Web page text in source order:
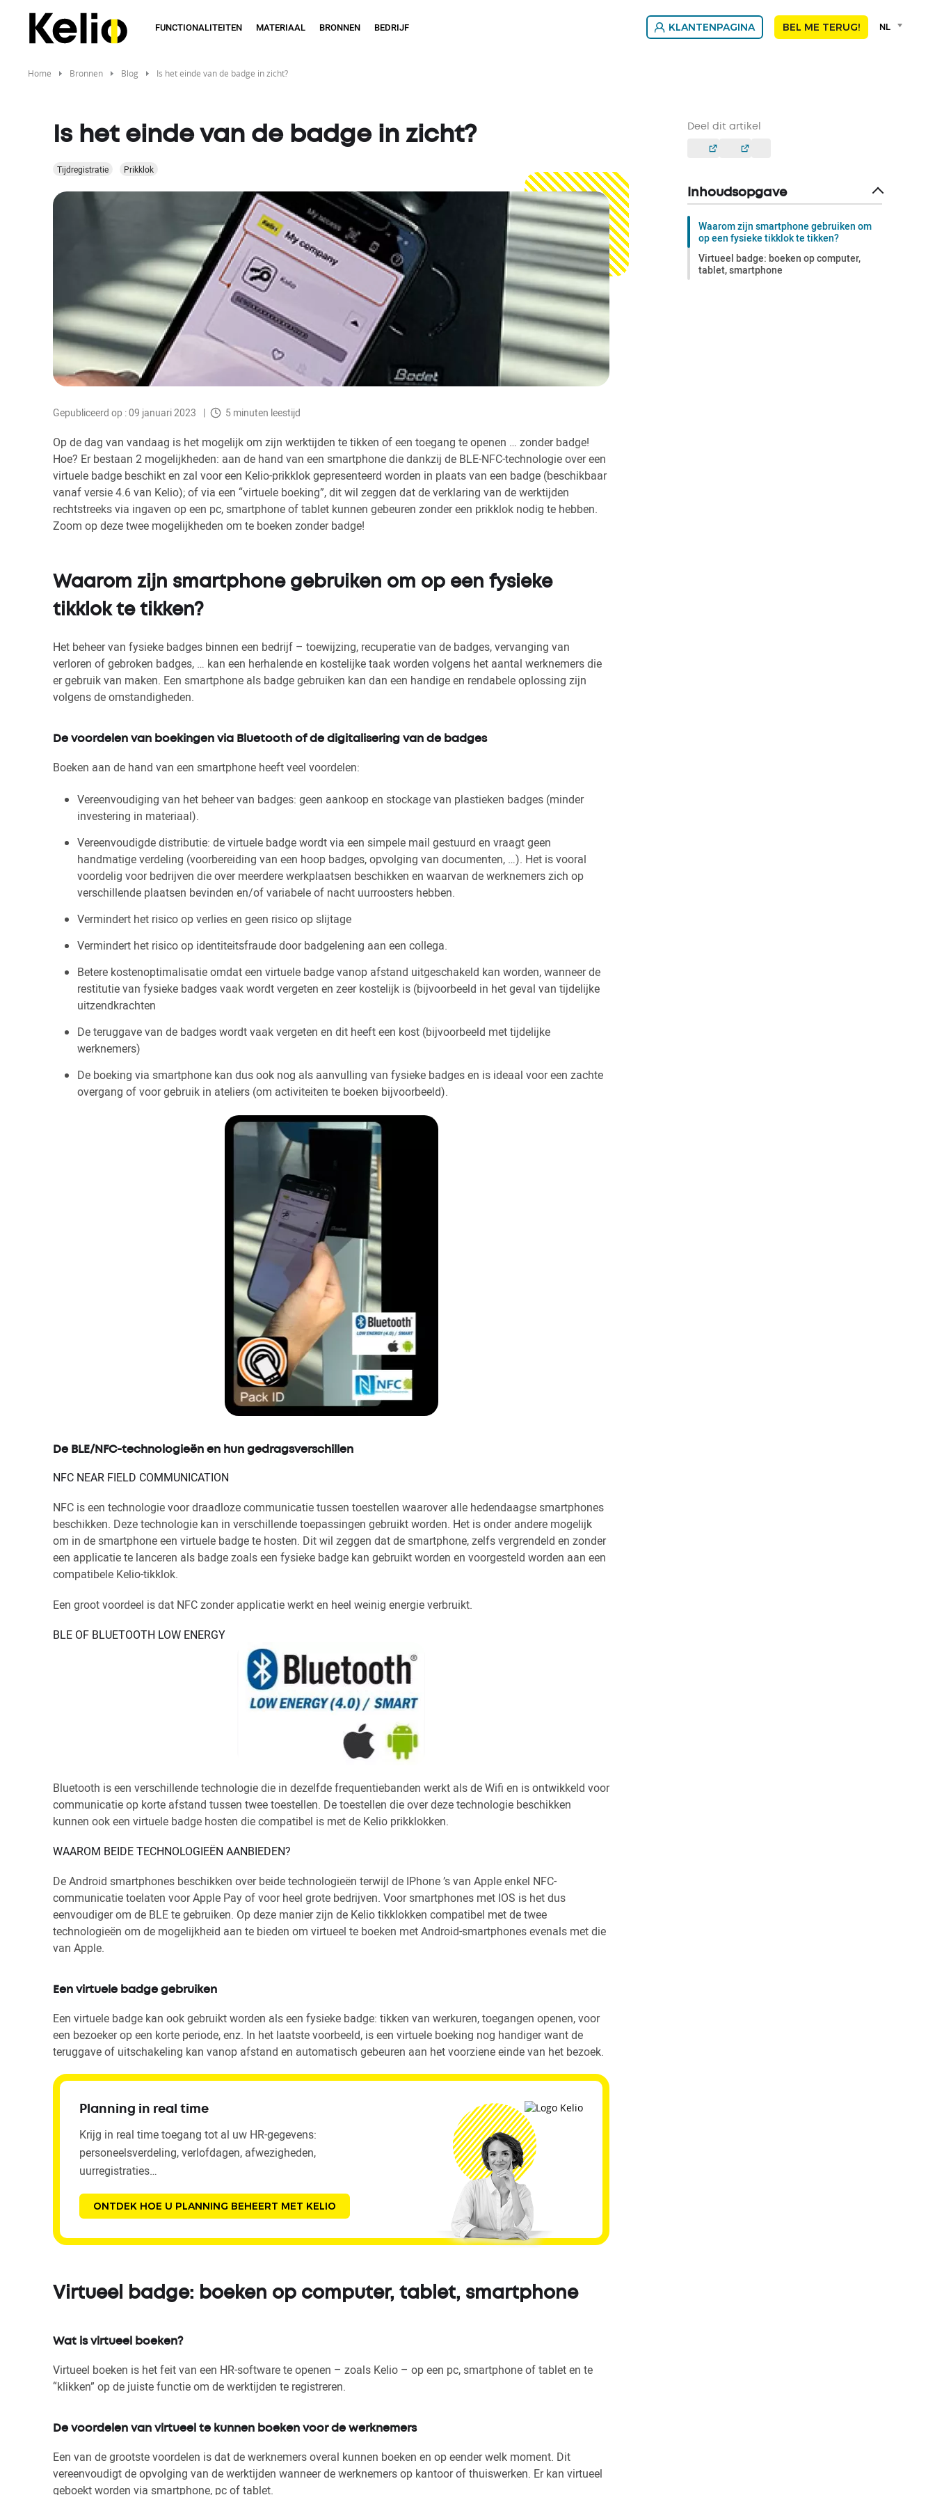
FUNCTIONALITEITEN MATERIAAL BRONNEN BEDRIJF KLANTENPAGINA BEL ME TERUG!
Language
NL
Home Bronnen Blog Is het einde van de badge in zicht?
Is het einde van de badge in zicht?
Tijdregistratie Prikklok
Gepubliceerd op : 09 januari 2023 5 minuten leestijd
Op de dag van vandaag is het mogelijk om zijn werktijden te tikken of een toegang te openen … zonder badge!
Hoe? Er bestaan 2 mogelijkheden: aan de hand van een smartphone die dankzij de BLE-NFC-technologie over een
virtuele badge beschikt en zal voor een Kelio-prikklok gepresenteerd worden in plaats van een badge (beschikbaar
vanaf versie 4.6 van Kelio); of via een “virtuele boeking”, dit wil zeggen dat de verklaring van de werktijden
rechtstreeks via ingaven op een pc, smartphone of tablet kunnen gebeuren zonder een prikklok nodig te hebben.
Zoom op deze twee mogelijkheden om te boeken zonder badge!
Waarom zijn smartphone gebruiken om op een fysieke
tikklok te tikken?
Het beheer van fysieke badges binnen een bedrijf – toewijzing, recuperatie van de badges, vervanging van
verloren of gebroken badges, … kan een herhalende en kostelijke taak worden volgens het aantal werknemers die
er gebruik van maken. Een smartphone als badge gebruiken kan dan een handige en rendabele oplossing zijn
volgens de omstandigheden.
De voordelen van boekingen via Bluetooth of de digitalisering van de badges
Boeken aan de hand van een smartphone heeft veel voordelen:
Vereenvoudiging van het beheer van badges: geen aankoop en stockage van plastieken badges (minder
investering in materiaal).
Vereenvoudigde distributie: de virtuele badge wordt via een simpele mail gestuurd en vraagt geen
handmatige verdeling (voorbereiding van een hoop badges, opvolging van documenten, …). Het is vooral
voordelig voor bedrijven die over meerdere werkplaatsen beschikken en waarvan de werknemers zich op
verschillende plaatsen bevinden en/of variabele of nacht uurroosters hebben.
Vermindert het risico op verlies en geen risico op slijtage
Vermindert het risico op identiteitsfraude door badgelening aan een collega.
Betere kostenoptimalisatie omdat een virtuele badge vanop afstand uitgeschakeld kan worden, wanneer de
restitutie van fysieke badges vaak wordt vergeten en zeer kostelijk is (bijvoorbeeld in het geval van tijdelijke
uitzendkrachten
De teruggave van de badges wordt vaak vergeten en dit heeft een kost (bijvoorbeeld met tijdelijke
werknemers)
De boeking via smartphone kan dus ook nog als aanvulling van fysieke badges en is ideaal voor een zachte
overgang of voor gebruik in ateliers (om activiteiten te boeken bijvoorbeeld).
De BLE/NFC-technologieën en hun gedragsverschillen
NFC NEAR FIELD COMMUNICATION
NFC is een technologie voor draadloze communicatie tussen toestellen waarover alle hedendaagse smartphones
beschikken. Deze technologie kan in verschillende toepassingen gebruikt worden. Het is onder andere mogelijk
om in de smartphone een virtuele badge te hosten. Dit wil zeggen dat de smartphone, zelfs vergrendeld en zonder
een applicatie te lanceren als badge zoals een fysieke badge kan gebruikt worden en voorgesteld worden aan een
compatibele Kelio-tikklok.
Een groot voordeel is dat NFC zonder applicatie werkt en heel weinig energie verbruikt.
BLE OF BLUETOOTH LOW ENERGY
Bluetooth is een verschillende technologie die in dezelfde frequentiebanden werkt als de Wifi en is ontwikkeld voor
communicatie op korte afstand tussen twee toestellen. De toestellen die over deze technologie beschikken
kunnen ook een virtuele badge hosten die compatibel is met de Kelio prikklokken.
WAAROM BEIDE TECHNOLOGIEËN AANBIEDEN?
De Android smartphones beschikken over beide technologieën terwijl de IPhone ’s van Apple enkel NFC-
communicatie toelaten voor Apple Pay of voor heel grote bedrijven. Voor smartphones met IOS is het dus
eenvoudiger om de BLE te gebruiken. Op deze manier zijn de Kelio tikklokken compatibel met de twee
technologieën om de mogelijkheid aan te bieden om virtueel te boeken met Android-smartphones evenals met die
van Apple.
Een virtuele badge gebruiken
Een virtuele badge kan ook gebruikt worden als een fysieke badge: tikken van werkuren, toegangen openen, voor
een bezoeker op een korte periode, enz. In het laatste voorbeeld, is een virtuele boeking nog handiger want de
teruggave of uitschakeling kan vanop afstand en automatisch gebeuren aan het voorziene einde van het bezoek.
Planning in real time
Krijg in real time toegang tot al uw HR-gegevens:
personeelsverdeling, verlofdagen, afwezigheden,
uurregistraties…
ONTDEK HOE U PLANNING BEHEERT MET KELIO
Virtueel badge: boeken op computer, tablet, smartphone
Wat is virtueel boeken?
Virtueel boeken is het feit van een HR-software te openen – zoals Kelio – op een pc, smartphone of tablet en te
“klikken” op de juiste functie om de werktijden te registreren.
De voordelen van virtueel te kunnen boeken voor de werknemers
Een van de grootste voordelen is dat de werknemers overal kunnen boeken en op eender welk moment. Dit
vereenvoudigt de opvolging van de werktijden wanneer de werknemers op kantoor of thuiswerken. Er kan virtueel
geboekt worden via smartphone, pc of tablet.
Deel dit artikel
Inhoudsopgave
Waarom zijn smartphone gebruiken om
op een fysieke tikklok te tikken?
Virtueel badge: boeken op computer,
tablet, smartphone